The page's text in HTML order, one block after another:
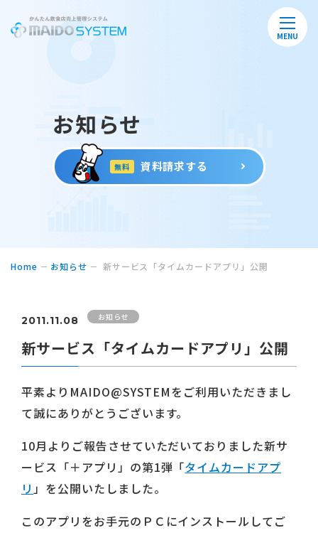
MENU
お知らせ
無料 資料請求する
Home お知らせ 新サービス「タイムカードアプリ」公開
2011.11.08 お知らせ
新サービス「タイムカードアプリ」公開
平素よりMAIDO@SYSTEMをご利用いただきまし
て誠にありがとうございます。
10月よりご報告させていただいておりました新サ
ービス「＋アプリ」の第1弾「タイムカードアプ
リ」を公開いたしました。
このアプリをお手元のＰＣにインストールしてご